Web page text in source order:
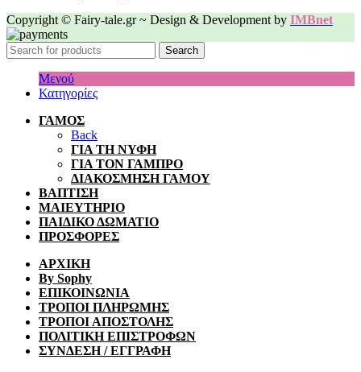
Copyright © Fairy-tale.gr ~ Design & Development by IMBnet
Search
Μενού
Κατηγορίες
ΓΑΜΟΣ
Back
ΓΙΑ ΤΗ ΝΥΦΗ
ΓΙΑ ΤΟΝ ΓΑΜΠΡΟ
ΔΙΑΚΟΣΜΗΣΗ ΓΑΜΟΥ
ΒΑΠΤΙΣΗ
ΜΑΙΕΥΤΗΡΙΟ
ΠΑΙΔΙΚΟ ΔΩΜΑΤΙΟ
ΠΡΟΣΦΟΡΕΣ
ΑΡΧΙΚΗ
By Sophy
ΕΠΙΚΟΙΝΩΝΙΑ
ΤΡΟΠΟΙ ΠΛΗΡΩΜΗΣ
ΤΡΟΠΟΙ ΑΠΟΣΤΟΛΗΣ
ΠΟΛΙΤΙΚΗ ΕΠΙΣΤΡΟΦΩΝ
ΣΥΝΔΕΣΗ / ΕΓΓΡΑΦΗ